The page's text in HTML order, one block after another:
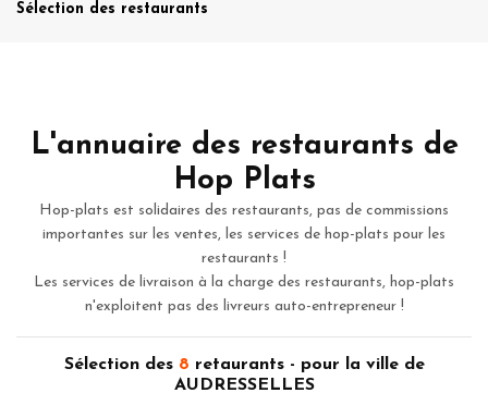
Sélection des restaurants
L'annuaire des restaurants de
Hop Plats
Hop-plats est solidaires des restaurants, pas de commissions
importantes sur les ventes, les services de hop-plats pour les
restaurants !
Les services de livraison à la charge des restaurants, hop-plats
n'exploitent pas des livreurs auto-entrepreneur !
Sélection des 8 retaurants - pour la ville de
AUDRESSELLES